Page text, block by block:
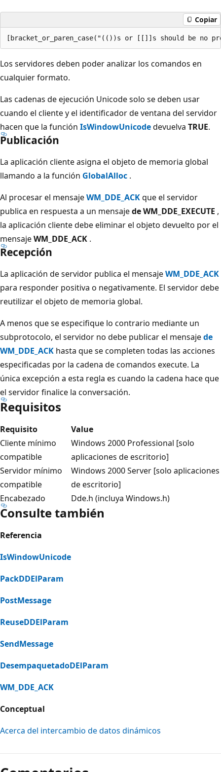
Copiar
Los servidores deben poder analizar los comandos en
cualquier formato.
Las cadenas de ejecución Unicode solo se deben usar
cuando el cliente y el identificador de ventana del servidor
hacen que la función IsWindowUnicodedevuelva TRUE.
Publicación
La aplicación cliente asigna el objeto de memoria global
llamando a la función GlobalAlloc .
Al procesar el mensajeWM_DDE_ACKque el servidor
publica en respuesta a un mensajede WM_DDE_EXECUTE ,
la aplicación cliente debe eliminar el objeto devuelto por el
mensajeWM_DDE_ACK .
Recepción
La aplicación de servidor publica el mensajeWM_DDE_ACK
para responder positiva o negativamente. El servidor debe
reutilizar el objeto de memoria global.
A menos que se especifique lo contrario mediante un
subprotocolo, el servidor no debe publicar el mensajede
WM_DDE_ACK hasta que se completen todas las acciones
especificadas por la cadena de comandos execute. La
única excepción a esta regla es cuando la cadena hace que
el servidor finalice la conversación.
Requisitos
Requisito
Value
Cliente mínimo
compatible
Windows 2000 Professional [solo
aplicaciones de escritorio]
Servidor mínimo
compatible
Windows 2000 Server [solo aplicaciones
de escritorio]
Encabezado
Dde.h (incluya Windows.h)
Consulte también
Referencia
IsWindowUnicode
PackDDElParam
PostMessage
ReuseDDElParam
SendMessage
DesempaquetadoDElParam
WM_DDE_ACK
Conceptual
Acerca del intercambio de datos dinámicos